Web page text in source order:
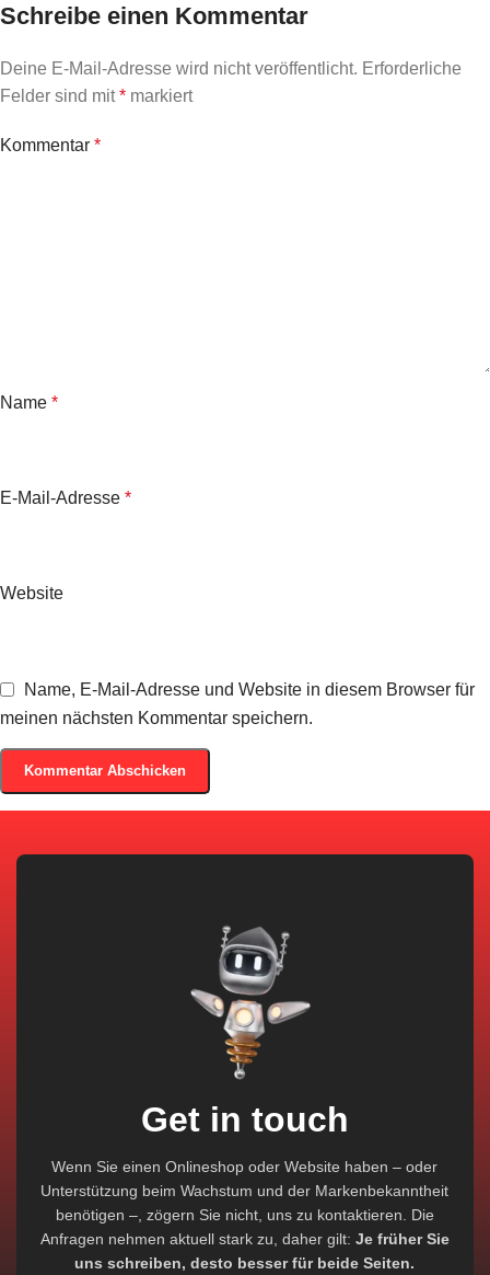
Schreibe einen Kommentar
Deine E-Mail-Adresse wird nicht veröffentlicht. Erforderliche
Felder sind mit* markiert
Kommentar *
Name *
E-Mail-Adresse *
Website
Name, E-Mail-Adresse und Website in diesem Browser für
meinen nächsten Kommentar speichern.
Get in touch
Wenn Sie einen Onlineshop oder Website haben – oder
Unterstützung beim Wachstum und der Markenbekanntheit
benötigen –, zögern Sie nicht, uns zu kontaktieren. Die
Anfragen nehmen aktuell stark zu, daher gilt: Je früher Sie
uns schreiben, desto besser für beide Seiten.